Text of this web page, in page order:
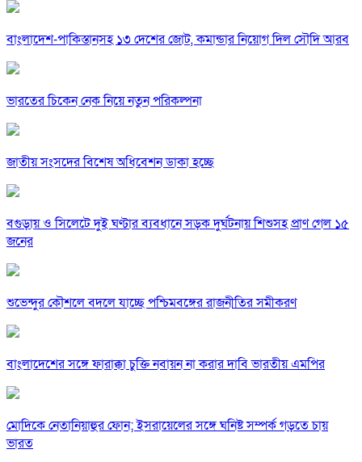
বাংলাদেশ-পাকিস্তানসহ ১৩ দেশের জোট, কমান্ডার নিয়োগ দিল সৌদি আরব
ভারতের চিকেন নেক নিয়ে নতুন পরিকল্পনা
জাতীয় সংসদের বিশেষ অধিবেশন ডাকা হচ্ছে
বগুড়ায় ও সিলেটে দুই ঘণ্টার ব্যবধানে সড়ক দুর্ঘটনায় শিশুসহ প্রাণ গেল ১৫
জনের
শুভেন্দুর কৌশলে বদলে যাচ্ছে পশ্চিমবঙ্গের রাজনীতির সমীকরণ
বাংলাদেশের সঙ্গে ফারাক্কা চুক্তি নবায়ন না করার দাবি ভারতীয় এমপির
মোদিকে নেতানিয়াহুর ফোন; ইসরায়েলের সঙ্গে ঘনিষ্ট সম্পর্ক গড়তে চায়
ভারত